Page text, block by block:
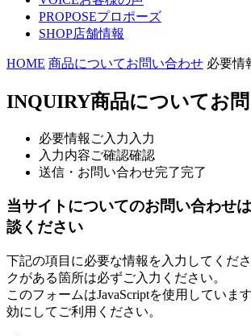
PROPOSEプロポーズ
SHOP店舗情報
HOME 商品についてお問い合わせ 必要情
INQUIRY商品についてお
必要情報ご入力 入力
入力内容ご確認確認
送信・お問い合わせ完了完了
当サイトについてのお問い合わせ
談ください
下記の項目に必要な情報を入力してくだ
クがある箇所は必ずご入力ください。
このフォームはJavaScriptを使用していま
効にしてご利用ください。